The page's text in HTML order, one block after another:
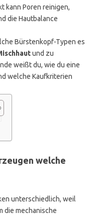
kann Poren reinigen,
die Hautbalance
Bürstenkopf-Typen es
und zu
weißt du, wie du eine
welche Kaufkriterien
welche
unterschiedlich, weil
die mechanische